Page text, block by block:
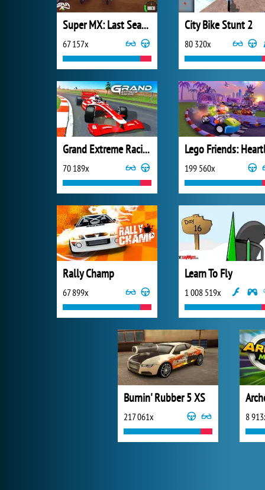
Super MX: Last Season
67 157x
City Bike Stunt 2
80 320x
Grand Extreme Racing
70 189x 199 560x
Rally Champ
67 899x
Learn To Fly
1 008 519x
Burnin' Rubber 5 XS
217 061x 8